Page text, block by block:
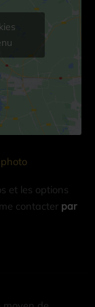
et les options
contacter par